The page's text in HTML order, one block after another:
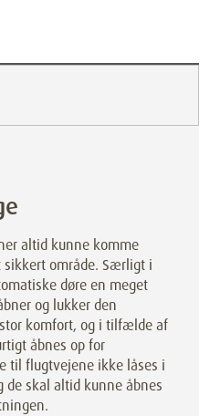
altid kunne komme
område. Særligt i
døre en meget
og lukker den
komfort, og i tilfælde af
åbnes op for
til flugtvejene ikke låses i
de skal altid kunne åbnes